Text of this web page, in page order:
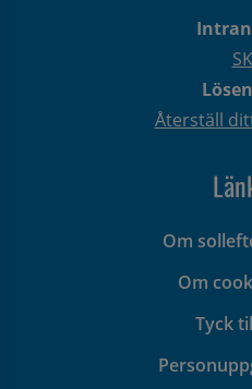
Återställ
Om
Om
Tyck